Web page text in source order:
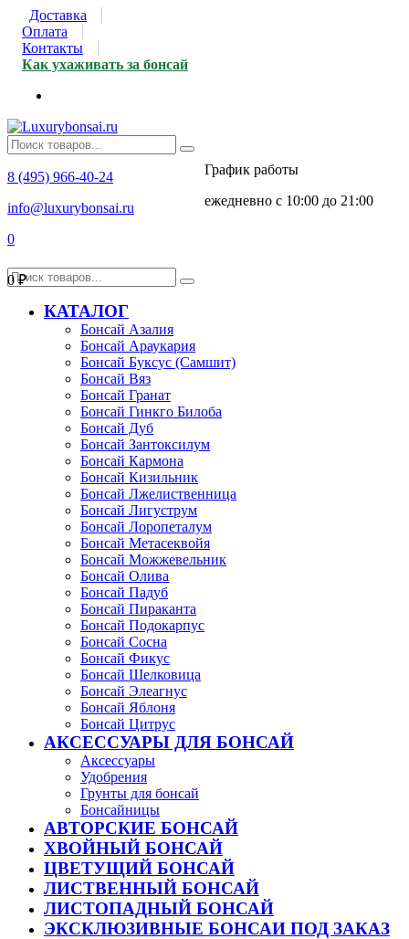
Доставка
Оплата
Контакты
Как ухаживать за бонсай
8 (495) 966-40-24
info@luxurybonsai.ru
График работы
ежедневно с 10:00 до 21:00
0
0₽
КАТАЛОГ
Бонсай Азалия
Бонсай Араукария
Бонсай Буксус (Самшит)
Бонсай Вяз
Бонсай Гранат
Бонсай Гинкго Билоба
Бонсай Дуб
Бонсай Зантоксилум
Бонсай Кармона
Бонсай Кизильник
Бонсай Лжелиственница
Бонсай Лигуструм
Бонсай Лоропеталум
Бонсай Метасеквойя
Бонсай Можжевельник
Бонсай Олива
Бонсай Падуб
Бонсай Пираканта
Бонсай Подокарпус
Бонсай Сосна
Бонсай Фикус
Бонсай Шелковица
Бонсай Элеагнус
Бонсай Яблоня
Бонсай Цитрус
АКСЕССУАРЫ ДЛЯ БОНСАЙ
Аксессуары
Удобрения
Грунты для бонсай
Бонсайницы
АВТОРСКИЕ БОНСАЙ
ХВОЙНЫЙ БОНСАЙ
ЦВЕТУЩИЙ БОНСАЙ
ЛИСТВЕННЫЙ БОНСАЙ
ЛИСТОПАДНЫЙ БОНСАЙ
ЭКСКЛЮЗИВНЫЕ БОНСАИ ПОД ЗАКАЗ